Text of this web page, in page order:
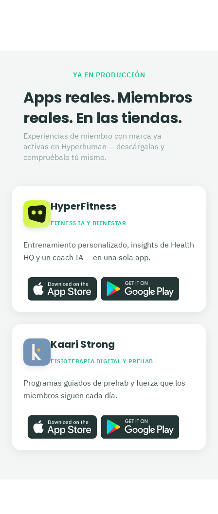
YA EN PRODUCCIÓN
Apps reales. Miembros
reales. En las tiendas.
Experiencias de miembro con marca ya
activas en Hyperhuman — descárgalas y
compruébalo tú mismo.
HyperFitness
FITNESS IA Y BIENESTAR
Entrenamiento personalizado, insights de Health
HQ y un coach IA — en una sola app.
Kaari Strong
FISIOTERAPIA DIGITAL Y PREHAB
Programas guiados de prehab y fuerza que los
miembros siguen cada día.